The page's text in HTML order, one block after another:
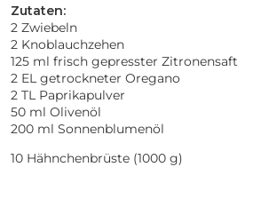
Zutaten:
2 Zwiebeln
2 Knoblauchzehen
125 ml frisch gepresster Zitronensaft
2 EL getrockneter Oregano
2 TL Paprikapulver
50 ml Olivenöl
200 ml Sonnenblumenöl
10 Hähnchenbrüste (1000 g)